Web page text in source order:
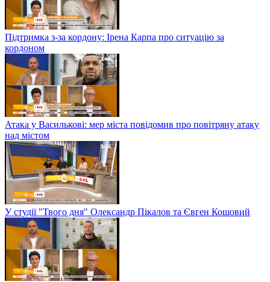
Підтримка з-за кордону: Ірена Карпа про ситуацію за
кордоном
Атака у Василькові: мер міста повідомив про повітряну атаку
над містом
У студії "Твого дня" Олександр Пікалов та Євген Кошовий